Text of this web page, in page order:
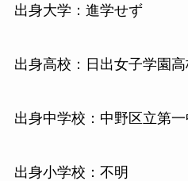
出身大学：進学せず
出身高校：日出女子学園
出身中学校：中野区立第
出身小学校：不明